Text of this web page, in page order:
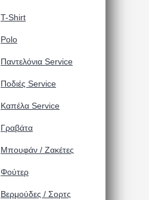
T-Shirt
Polo
Παντελόνια Service
Ποδιές Service
Καπέλα Service
Γραβάτα
Μπουφάν / Ζακέτες
Φούτερ
Βερμούδες / Σορτς